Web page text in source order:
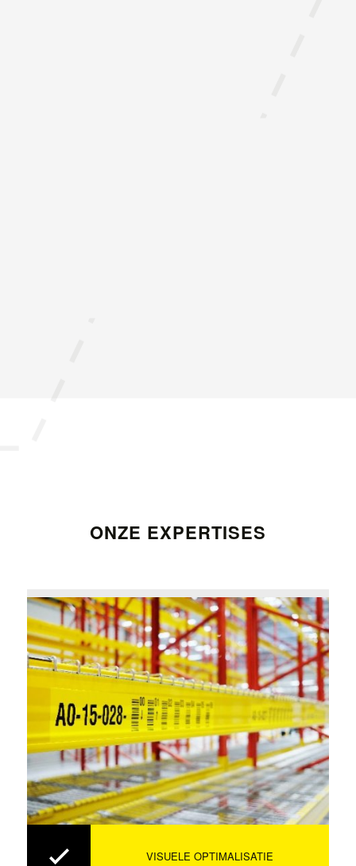
ONZE EXPERTISES
VISUELE OPTIMALISATIE